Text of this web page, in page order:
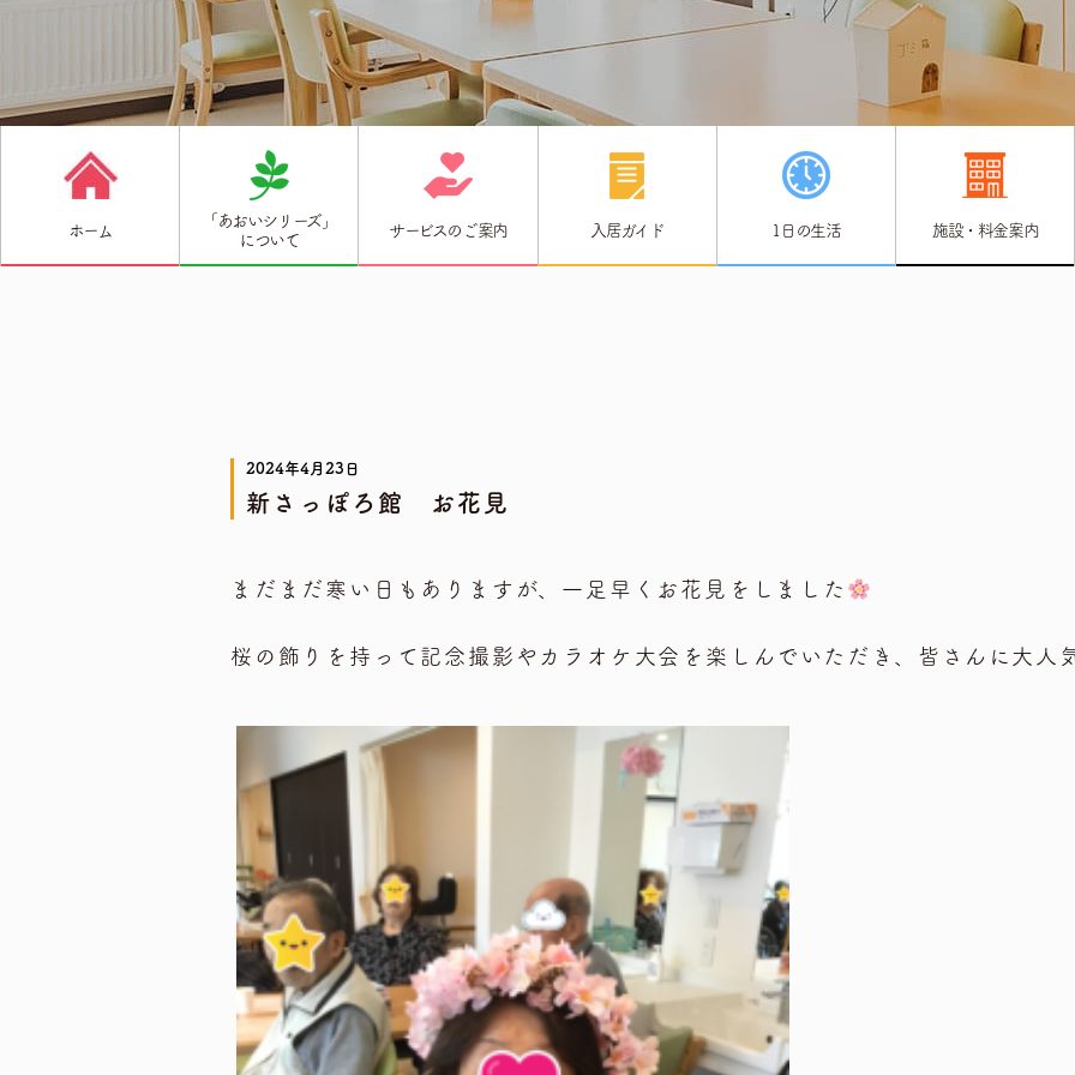
ホーム
「あおいシリーズ」
について
サービスのご案内 入居ガイド 1日の生活 施設・料金案内
2024年4月23日
新さっぽろ館 お花見
まだまだ寒い日もありますが、一足早くお花見をしました
桜の飾りを持って記念撮影やカラオケ大会を楽しんでいただき、皆さんに大人